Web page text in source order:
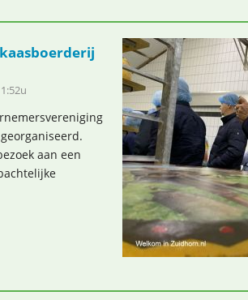
aan een